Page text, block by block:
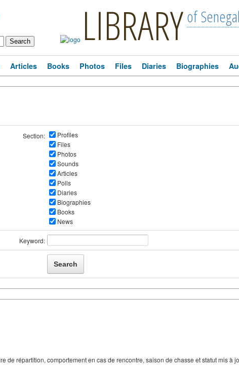
LIBRARY of Senegal
Articles Books Photos Files Diaries Biographies
Section:
Profiles
Files
Photos
Sounds
Articles
Polls
Diaries
Biographies
Books
News
Keyword:
de répartition, comportement en cas de rencontre, saison de chasse et statut mis à